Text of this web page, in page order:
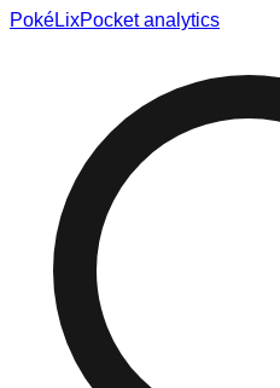
PokéLixPocket analytics